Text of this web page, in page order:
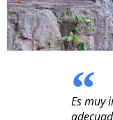
Es muy